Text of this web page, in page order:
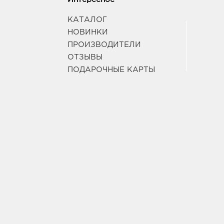
КАТАЛОГ
НОВИНКИ
ПРОИЗВОДИТЕЛИ
ОТЗЫВЫ
ПОДАРОЧНЫЕ КАРТЫ